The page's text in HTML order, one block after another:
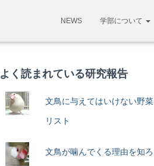
NEWS 学部について
よく読まれている研究報告
文鳥に与えてはいけない野菜
リスト
文鳥が噛んでくる理由を知ろ